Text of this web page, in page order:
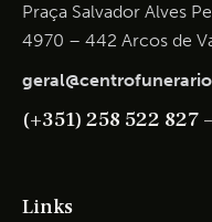
Praça Salvador Alves
4970 – 442 Arcos de
(+351) 258 522 827 –
Links